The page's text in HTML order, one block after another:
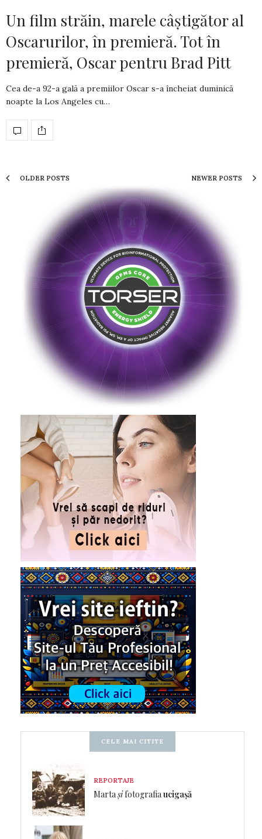
Un film străin, marele câștigător al
Oscarurilor, în premieră. Tot în
premieră, Oscar pentru Brad Pitt
Cea de-a 92-a gală a premiilor Oscar s-a încheiat duminică
noapte la Los Angeles cu…
OLDER POSTS NEWER POSTS
CELE MAI CITITE
REPORTAJE
Martașifotografia ucigașă